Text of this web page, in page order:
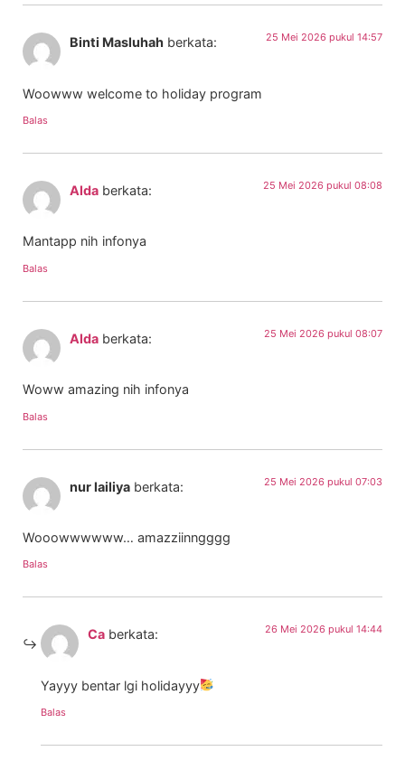
Binti Masluhah berkata: 25 Mei 2026 pukul 14:57
Woowww welcome to holiday program
Balas
Alda berkata: 25 Mei 2026 pukul 08:08
Mantapp nih infonya
Balas
Alda berkata: 25 Mei 2026 pukul 08:07
Woww amazing nih infonya
Balas
nur lailiya berkata: 25 Mei 2026 pukul 07:03
Wooowwwwww… amazziinngggg
Balas
Ca berkata: 26 Mei 2026 pukul 14:44
Yayyy bentar lgi holidayyy
Balas